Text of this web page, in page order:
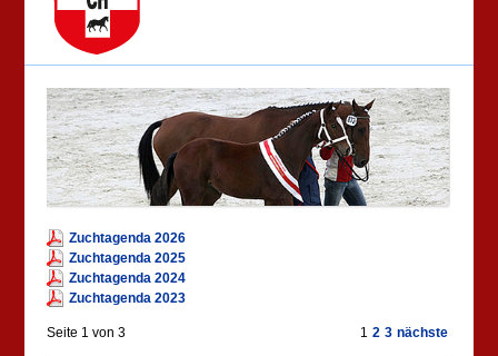
Zuchtagenda 2026
Zuchtagenda 2025
Zuchtagenda 2024
Zuchtagenda 2023
Seite 1 von 3 1 2 3 nächste